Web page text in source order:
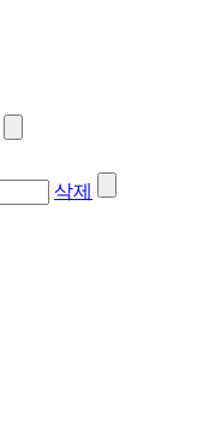
삭제